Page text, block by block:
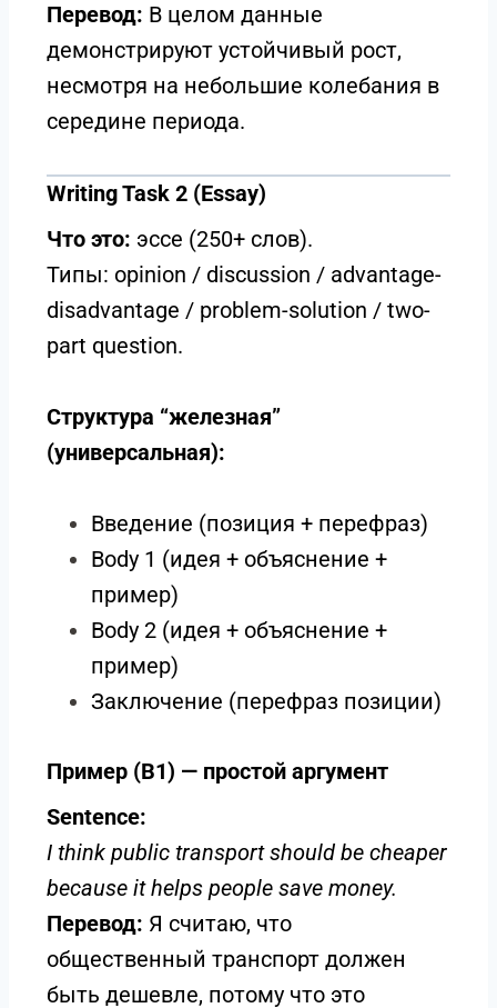
Перевод: В целом данные
демонстрируют устойчивый рост,
несмотря на небольшие колебания в
середине периода.
Writing Task 2 (Essay)
Что это: эссе (250+ слов).
Типы: opinion / discussion / advantage-
disadvantage / problem-solution / two-
part question.
Структура “железная”
(универсальная):
Введение (позиция + перефраз)
Body 1 (идея + объяснение +
пример)
Body 2 (идея + объяснение +
пример)
Заключение (перефраз позиции)
Пример (B1) — простой аргумент
Sentence:
I think public transport should be cheaper
because it helps people save money.
Перевод: Я считаю, что
общественный транспорт должен
быть дешевле, потому что это